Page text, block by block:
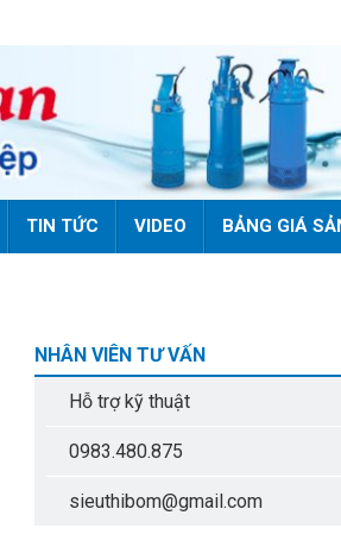
TIN TỨC VIDEO BẢNG GIÁ
NHÂN VIÊN TƯ VẤN
Hỗ trợ kỹ thuật
0983.480.875
sieuthibom@gmail.com